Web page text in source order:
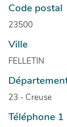
Code postal
23500
Ville
FELLETIN
23 - Creuse
Téléphone 1